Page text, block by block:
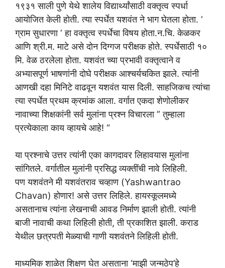
१९३१ साली पुणे येथे शालेय विद्यार्थ्यांसाठी वक्तृत्व स्पर्धा
आयोजित केली होती. त्या स्पर्धेत यशवंत ने भाग घेतला होता. ‘
ग्राम सुधारणा ‘ हा वक्तृत्व स्पर्धेचा विषय होता.न.चि. केळकर
आणि श्री.म. माटे असे दोन दिग्गज परीक्षक होते. स्पर्धेसाठी १०
मि. वेळ ठरलेला होता. यशवंत च्या प्रभावी वक्तृत्वाने व
अभ्यासपूर्ण भाषणांनी दोघे परीक्षक आश्चर्यचकित झाले. त्यांनी
आणखी दहा मिनिटे वाढवून यशवंत यास दिली. साहजिकच त्यांचा
त्या स्पर्धेत प्रथम क्रमांक आला. वर्गात एकदा शेणोलीकर
नावाच्या शिक्षकांनी सर्व मुलांना प्रश्न विचारला ” तुम्हाला
प्रत्येकाला काय व्हायचे आहे! “
या प्रश्नाचे उत्तर त्यांनी एका कागदावर लिहावयास मुलांना
सांगितले. वर्गातील मुलांनी प्रसिद्ध व्यक्तींची नावे लिहिली.
पण यशवंतने मी यशवंतराव चव्हाण (Yashwantrao
Chavan) होणार! असे उत्तर लिहिले. हायस्कूलमध्ये
असतानाच त्यांना लेखनाची आवड निर्माण झाली होती. त्यांनी
बाजी नावाची कथा लिहिली होती, ती प्रकाशित झाली. कराड
येथील छत्रपती मेळ्याची गाणी यशवंतने लिहिली होती.
माध्यमिक शाळेत शिक्षण घेत असताना ‘माझी जन्मठेप’हे